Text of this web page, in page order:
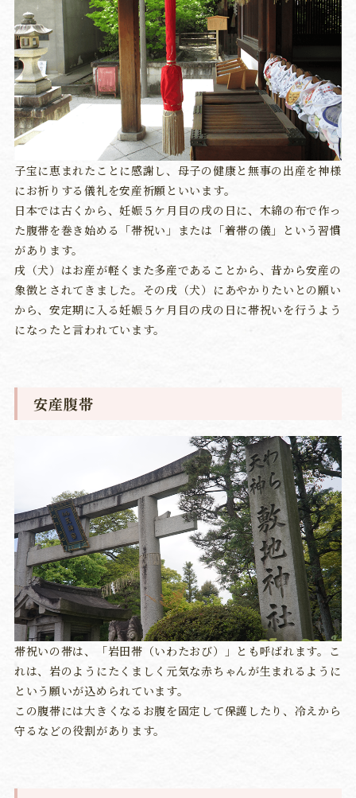
子宝に恵まれたことに感謝し、母子の健康と無事の出産を神様
にお祈りする儀礼を安産祈願といいます。
日本では古くから、妊娠５ケ月目の戌の日に、木綿の布で作っ
た腹帯を巻き始める「帯祝い」または「着帯の儀」という習慣
があります。
戌（犬）はお産が軽くまた多産であることから、昔から安産の
象徴とされてきました。その戌（犬）にあやかりたいとの願い
から、安定期に入る妊娠５ケ月目の戌の日に帯祝いを行うよう
になったと言われています。
安産腹帯
帯祝いの帯は、「岩田帯（いわたおび）」とも呼ばれます。こ
れは、岩のようにたくましく元気な赤ちゃんが生まれるように
という願いが込められています。
この腹帯には大きくなるお腹を固定して保護したり、冷えから
守るなどの役割があります。